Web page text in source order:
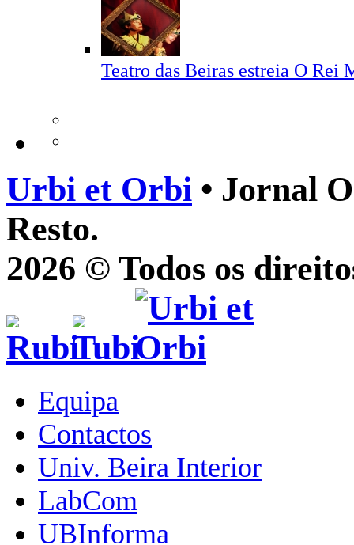
Teatro das Beiras estreia O Rei
Urbi et Orbi • Jornal
Resto.
2026 © Todos os
Equipa
Contactos
Univ. Beira Interior
LabCom
UBInforma